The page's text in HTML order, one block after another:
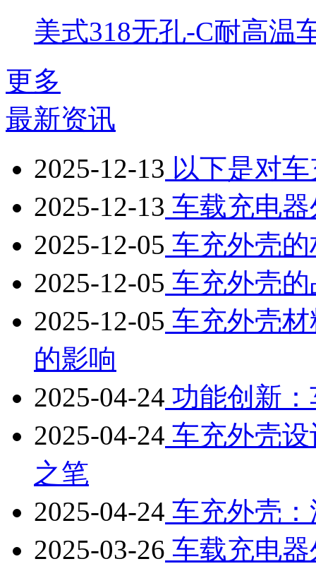
美式318无孔-C耐高温
更多
最新资讯
2025-12-13 以下是对
2025-12-13 车载充电
2025-12-05 车充外壳
2025-12-05 车充外壳
2025-12-05 车充外壳
的影响
2025-04-24 功能创新
2025-04-24 车充外壳
之笔
2025-04-24 车充外壳
2025-03-26 车载充电